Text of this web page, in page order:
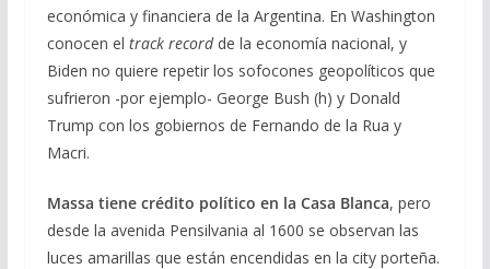
económica y financiera de la Argentina. En Washington
conocen el track recordde la economía nacional, y
Biden no quiere repetir los sofocones geopolíticos que
sufrieron -por ejemplo- George Bush (h) y Donald
Trump con los gobiernos de Fernando de la Rua y
Macri.
Massa tiene crédito político en la Casa Blanca, pero
desde la avenida Pensilvania al 1600 se observan las
luces amarillas que están encendidas en la city porteña.